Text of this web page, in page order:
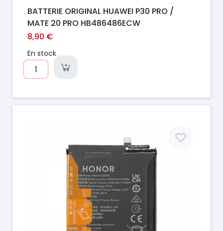
BATTERIE ORIGINAL HUAWEI P30 PRO /
MATE 20 PRO HB486486ECW
8,90 €
En stock